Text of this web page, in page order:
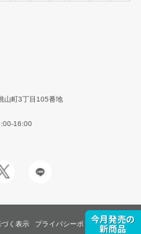
山町3丁目105番地
16:00
く表示 プライバシーポリシー